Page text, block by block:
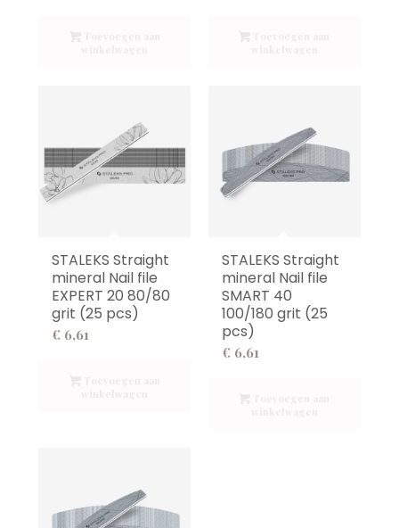
STALEKS Straight
mineral Nail file
EXPERT 20 80/80
grit (25 pcs)
€ 6,61
STALEKS Straight
mineral Nail file
SMART 40
100/180 grit (25
pcs)
€ 6,61